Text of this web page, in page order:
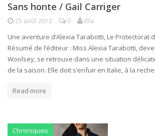
Sans honte / Gail Carriger
25 août 2012 0 Ella
Une aventure d’Alexia Tarabotti, Le Protectorat
Résumé de l’éditeur : Miss Alexia Tarabotti,
Woolsey, se retrouve dans une situation
de la saison. Elle doit s’enfuir en Italie, à la
Read more
Chroniques